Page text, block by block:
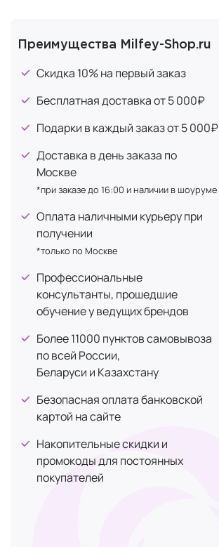
Тонирование
Упругость
Эластичность
Мочевина
Натуральный холестерол
Олигопептиды 1
Пантенол (витамин B5)
Папаин
Феруловая кислота 2
Фитосфингозин
Церамиды
Преимущества Milfey-Shop.ru
Скидка 10% на первый заказ
Бесплатная доставка от 5 000₽
Подарки в каждый заказ от 5 000₽
Доставка в день заказа по
Москве
*при заказе до 16:00 и наличии в шоуруме
Оплата наличными курьеру при
получении
*только по Москве
Профессиональные
консультанты, прошедшие
обучение у ведущих брендов
Более 11000 пунктов самовывоза
по всей России,
Беларуси и Казахстану
Безопасная оплата банковской
картой на сайте
Накопительные скидки и
промокоды для постоянных
покупателей